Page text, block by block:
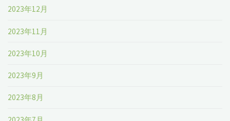
2023年12月
2023年11月
2023年10月
2023年9月
2023年8月